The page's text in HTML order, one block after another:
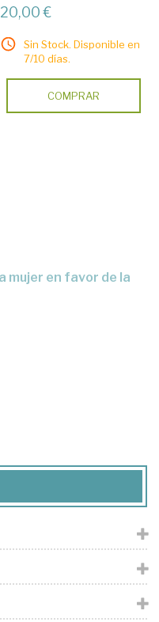
20,00 €
Sin Stock. Disponible en
7/10 días.
COMPRAR